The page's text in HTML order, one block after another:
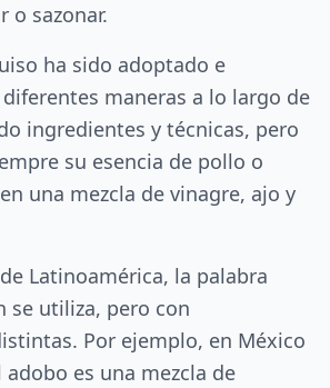
o sazonar.
ha sido adoptado e
maneras a lo largo de
ingredientes y técnicas, pero
su esencia de pollo o
una mezcla de vinagre, ajo y
Latinoamérica, la palabra
se utiliza, pero con
Por ejemplo, en México
adobo es una mezcla de